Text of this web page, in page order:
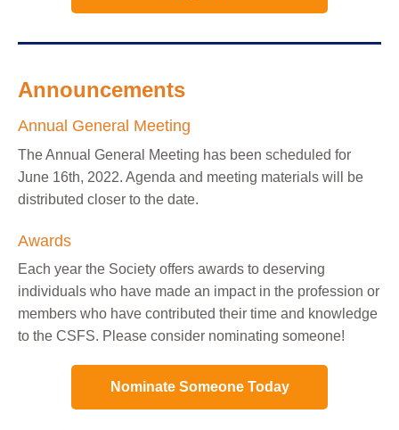
Announcements
Annual General Meeting
The Annual General Meeting has been scheduled for
June 16th, 2022. Agenda and meeting materials will be
distributed closer to the date.
Awards
Each year the Society offers awards to deserving
individuals who have made an impact in the profession or
members who have contributed their time and knowledge
to the CSFS. Please consider nominating someone!
Nominate Someone Today